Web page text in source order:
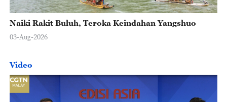
Naiki Rakit Buluh, Teroka Keindahan Yangshuo
03-Aug-2026
Video